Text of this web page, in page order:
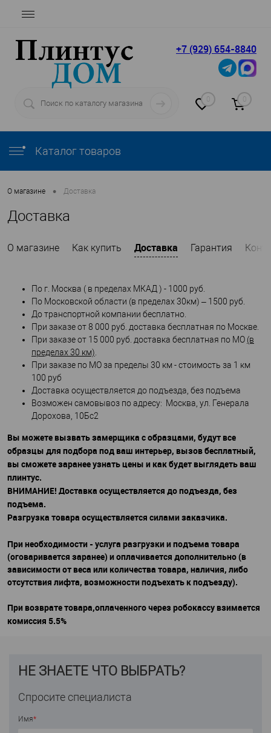
+7 (929) 654-8840
0 0
Каталог товаров
О магазине • Доставка
Доставка
О магазине Как купить Доставка Гарантия
По г. Москва ( в пределах МКАД ) - 1000 руб.
По Московской области (в пределах 30км) – 1500 руб.
До транспортной компании бесплатно.
При заказе от 8 000 руб. доставка бесплатная по Москве.
При заказе от 15 000 руб. доставка бесплатная по МО (в
пределах 30 км)
При заказе по МО за пределы 30 км - стоимость за 1 км
100 руб
Доставка осуществляется до подъезда, без подъема
Возможен самовывоз по адресу: Москва, ул. Генерала
Дорохова, 10Бс2
Вы можете вызвать замерщика с образцами, будут все
образцы для подбора под ваш интерьер, вызов бесплатный,
вы сможете заранее узнать цены и как будет выглядеть ваш
плинтус.
ВНИМАНИЕ! Доставка осуществляется до подъезда, без
подъема.
Разгрузка товара осуществляется силами заказчика.
При необходимости - услуга разгрузки и подъема товара
(оговаривается заранее) и оплачивается дополнительно (в
зависимости от веса или количества товара, наличия, либо
отсутствия лифта, возможности подъехать к подъезду).
При возврате товара,оплаченного через робокассу взимается
комиссия 5.5%
НЕ ЗНАЕТЕ ЧТО ВЫБРАТЬ?
Спросите специалиста
Имя*